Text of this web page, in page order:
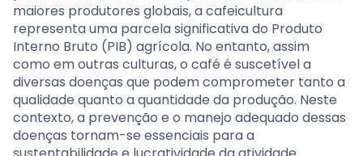
maiores produtores globais, a cafeicultura
representa uma parcela significativa do Produto
Interno Bruto (PIB) agrícola. No entanto, assim
como em outras culturas, o café é suscetível a
diversas doenças que podem comprometer tanto a
qualidade quanto a quantidade da produção. Neste
contexto, a prevenção e o manejo adequado dessas
doenças tornam-se essenciais para a